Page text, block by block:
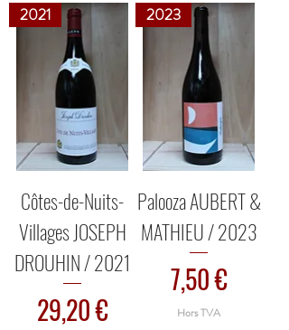
2021
Côtes-de-Nuits-
Villages JOSEPH
DROUHIN / 2021
Prix
29,20 €
2023
Palooza AUBERT &
MATHIEU / 2023
Prix
7,50 €
Hors TVA